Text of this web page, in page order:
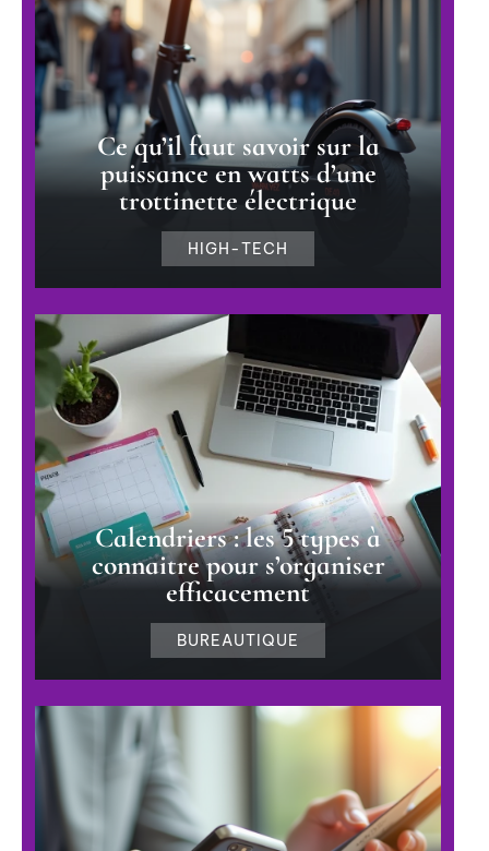
Ce qu’il faut savoir sur la
puissance en watts d’une
trottinette électrique
HIGH-TECH
Calendriers : les 5 types à
connaitre pour s’organiser
efficacement
BUREAUTIQUE